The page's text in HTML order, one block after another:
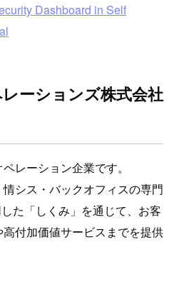
Dashboard in Self
ーションズ株式会社
レーション企業です。
シス・バックオフィスの専門
た「しくみ」を通じて、お客
付加価値サービスまでを提供